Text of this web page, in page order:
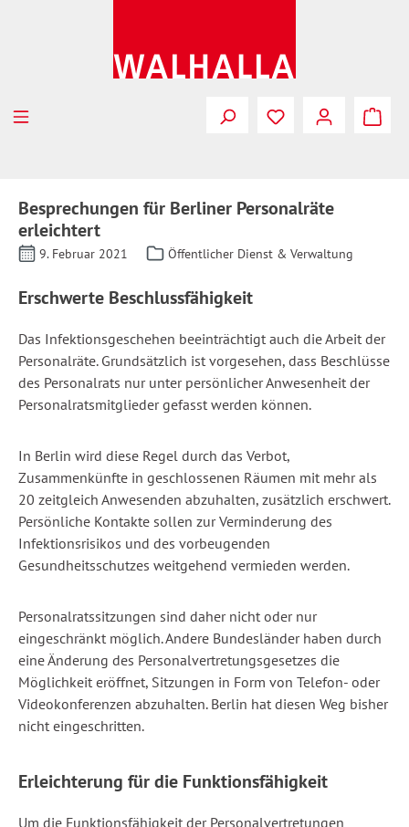
Besprechungen für Berliner Personalräte
erleichtert
9. Februar 2021 Öffentlicher Dienst & Verwaltung
Erschwerte Beschlussfähigkeit
Das Infektionsgeschehen beeinträchtigt auch die Arbeit der
Personalräte. Grundsätzlich ist vorgesehen, dass Beschlüsse
des Personalrats nur unter persönlicher Anwesenheit der
Personalratsmitglieder gefasst werden können.
In Berlin wird diese Regel durch das Verbot,
Zusammenkünfte in geschlossenen Räumen mit mehr als
20 zeitgleich Anwesenden abzuhalten, zusätzlich erschwert.
Persönliche Kontakte sollen zur Verminderung des
Infektionsrisikos und des vorbeugenden
Gesundheitsschutzes weitgehend vermieden werden.
Personalratssitzungen sind daher nicht oder nur
eingeschränkt möglich. Andere Bundesländer haben durch
eine Änderung des Personalvertretungsgesetzes die
Möglichkeit eröffnet, Sitzungen in Form von Telefon- oder
Videokonferenzen abzuhalten. Berlin hat diesen Weg bisher
nicht eingeschritten.
Erleichterung für die Funktionsfähigkeit
Um die Funktionsfähigkeit der Personalvertretungen